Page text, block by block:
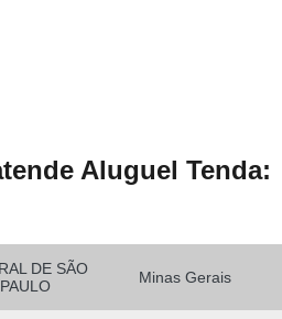
Aluguel Tenda:
DE SÃO
PAULO
Minas Gerais